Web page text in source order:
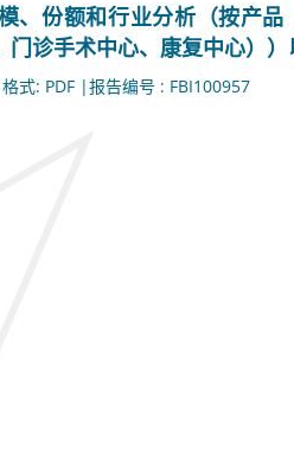
、份额和行业分析（按产
门诊手术中心、康复中心）
式: PDF |报告编号 : FBI100957